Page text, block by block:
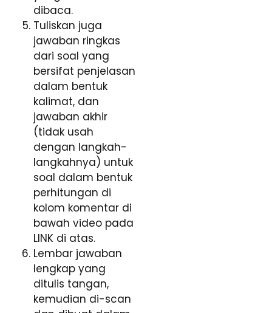
dibaca.
Tuliskan juga
jawaban ringkas
dari soal yang
bersifat penjelasan
dalam bentuk
kalimat, dan
jawaban akhir
(tidak usah
dengan langkah-
langkahnya) untuk
soal dalam bentuk
perhitungan di
kolom komentar di
bawah video pada
LINK di atas.
Lembar jawaban
lengkap yang
ditulis tangan,
kemudian di-scan